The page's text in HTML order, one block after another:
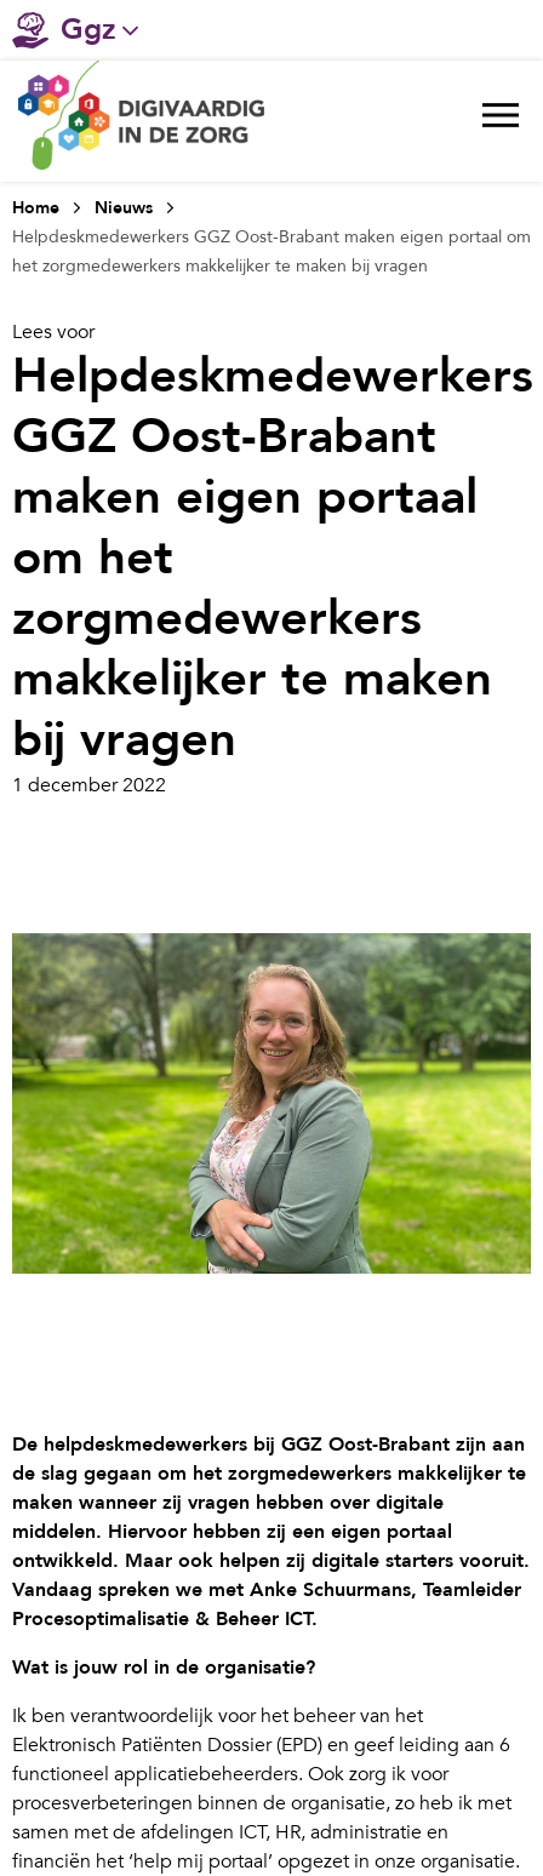
Ggz
Gehandicaptenzorg
Verpleeghuiszorg & Zorg thuis
Ziekenhuizen
Huisartsenzorg
Welzijn / sociaal werk
Home
Nieuws
Helpdeskmedewerkers GGZ Oost-Brabant maken eigen portaal om
het zorgmedewerkers makkelijker te maken bij vragen
Lees voor
Helpdeskmedewerkers
GGZ Oost-Brabant
maken eigen portaal
om het
zorgmedewerkers
makkelijker te maken
bij vragen
1 december 2022
De helpdeskmedewerkers bij GGZ Oost-Brabant zijn aan
de slag gegaan om het zorgmedewerkers makkelijker te
maken wanneer zij vragen hebben over digitale
middelen. Hiervoor hebben zij een eigen portaal
ontwikkeld. Maar ook helpen zij digitale starters vooruit.
Vandaag spreken we met Anke Schuurmans, Teamleider
Procesoptimalisatie & Beheer ICT.
Wat is jouw rol in de organisatie?
Ik ben verantwoordelijk voor het beheer van het
Elektronisch Patiënten Dossier (EPD) en geef leiding aan 6
functioneel applicatiebeheerders. Ook zorg ik voor
procesverbeteringen binnen de organisatie, zo heb ik met
samen met de afdelingen ICT, HR, administratie en
financiën het ‘help mij portaal’ opgezet in onze organisatie.